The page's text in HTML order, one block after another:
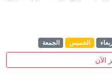
الخميس الجمعة
الآن